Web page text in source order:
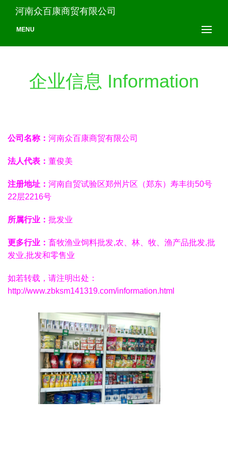
河南众百康商贸有限公司
MENU
企业信息 Information
公司名称： 河南众百康商贸有限公司
法人代表： 董俊美
注册地址： 河南自贸试验区郑州片区（郑东）寿丰街50号
22层2216号
所属行业： 批发业
更多行业： 畜牧渔业饲料批发,农、林、牧、渔产品批发,批
发业,批发和零售业
如若转载，请注明出处：
http://www.zbksm141319.com/information.html